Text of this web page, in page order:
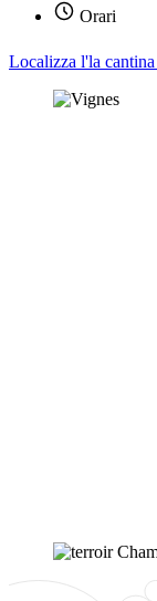
Orari
Localizza l'la cantina